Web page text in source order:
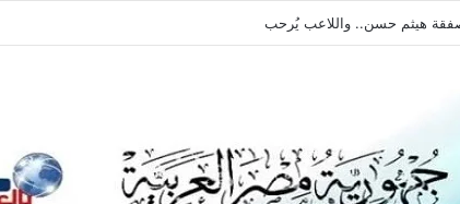
بالعودة الفورية للتدريبات